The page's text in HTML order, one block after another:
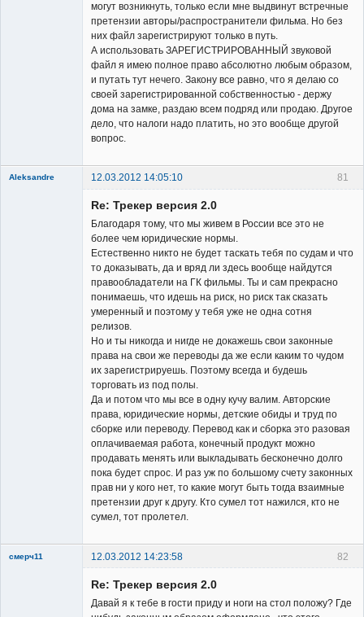
могут возникнуть, только если мне выдвинут встречные
претензии авторы/распространители фильма. Но без
них файл зарегистрируют только в путь.
А использовать ЗАРЕГИСТРИРОВАННЫЙ звуковой
файл я имею полное право абсолютно любым образом,
и путать тут нечего. Закону все равно, что я делаю со
своей зарегистрированной собственностью - держу
дома на замке, раздаю всем подряд или продаю. Другое
дело, что налоги надо платить, но это вообще другой
вопрос.
81
Aleksandre
12.03.2012 14:05:10
Re: Трекер версия 2.0
Благодаря тому, что мы живем в России все это не
более чем юридические нормы.
Естественно никто не будет таскать тебя по судам и что
то доказывать, да и вряд ли здесь вообще найдутся
правообладатели на ГК фильмы. Ты и сам прекрасно
понимаешь, что идешь на риск, но риск так сказать
умеренный и поэтому у тебя уже не одна сотня
релизов.
Но и ты никогда и нигде не докажешь свои законные
права на свои же переводы да же если каким то чудом
их зарегистрируешь. Поэтому всегда и будешь
торговать из под полы.
Да и потом что мы все в одну кучу валим. Авторские
права, юридические нормы, детские обиды и труд по
сборке или переводу. Перевод как и сборка это разовая
оплачиваемая работа, конечный продукт можно
продавать менять или выкладывать бесконечно долго
пока будет спрос. И раз уж по большому счету законных
прав ни у кого нет, то какие могут быть тогда взаимные
претензии друг к другу. Кто сумел тот нажился, кто не
сумел, тот пролетел.
82
смерч11
12.03.2012 14:23:58
Re: Трекер версия 2.0
Давай я к тебе в гости приду и ноги на стол положу? Где